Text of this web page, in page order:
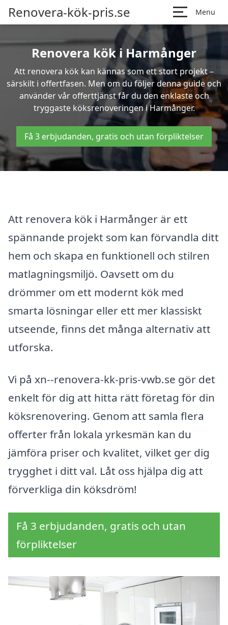
Renovera-kök-pris.se Menu
Renovera kök i Harmånger
Att renovera kök kan kännas som ett stort projekt –
särskilt i offertfasen. Men om du följer denna guide och
använder vår offerttjänst får du den enklaste och
tryggaste köksrenoveringen i Harmånger.
Få 3 erbjudanden, gratis och utan förpliktelser
Att renovera kök i Harmånger är ett
spännande projekt som kan förvandla ditt
hem och skapa en funktionell och stilren
matlagningsmiljö. Oavsett om du
drömmer om ett modernt kök med
smarta lösningar eller ett mer klassiskt
utseende, finns det många alternativ att
utforska.
Vi på xn--renovera-kk-pris-vwb.se gör det
enkelt för dig att hitta rätt företag för din
köksrenovering. Genom att samla flera
offerter från lokala yrkesmän kan du
jämföra priser och kvalitet, vilket ger dig
trygghet i ditt val. Låt oss hjälpa dig att
förverkliga din köksdröm!
Få 3 erbjudanden, gratis och utan
förpliktelser